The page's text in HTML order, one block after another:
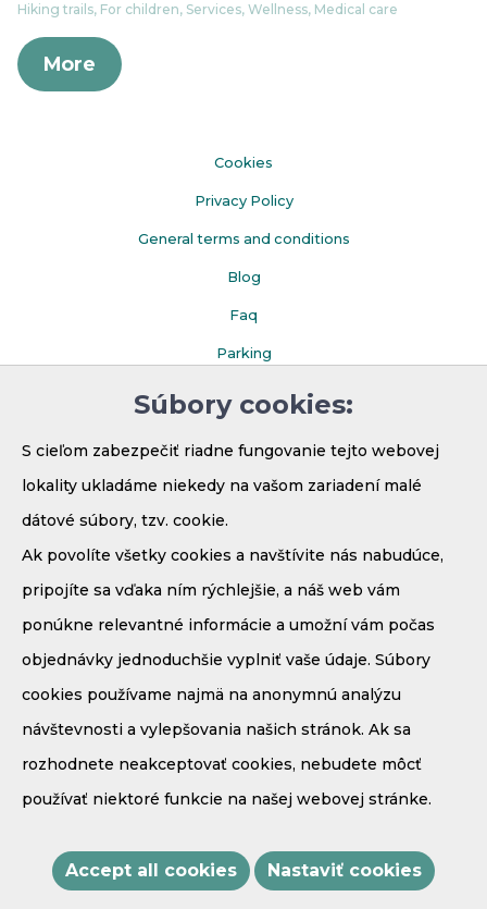
Hiking trails, For children, Services, Wellness, Medical care
More
Súbory cookies:
S cieľom zabezpečiť riadne fungovanie tejto webovej
lokality ukladáme niekedy na vašom zariadení malé
dátové súbory, tzv. cookie.
Ak povolíte všetky cookies a navštívite nás nabudúce,
pripojíte sa vďaka ním rýchlejšie, a náš web vám
ponúkne relevantné informácie a umožní vám počas
objednávky jednoduchšie vyplniť vaše údaje. Súbory
cookies používame najmä na anonymnú analýzu
návštevnosti a vylepšovania našich stránok. Ak sa
rozhodnete neakceptovať cookies, nebudete môcť
používať niektoré funkcie na našej webovej stránke.
Accept all cookies Nastaviť cookies
Cookies
Privacy Policy
General terms and conditions
Blog
Faq
Parking
Demänová - Bodice 41
031 01 Liptovský Mikuláš
Mobil:+421 908 910 171
N49,0614
E
19,5766
Copyright Penzión Mária **** © 2021